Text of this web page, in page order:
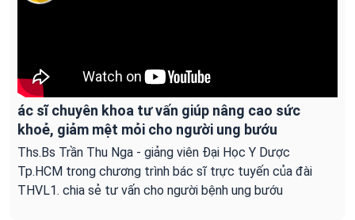
ác sĩ chuyên khoa tư vấn giúp nâng cao sức
khoẻ, giảm mệt mỏi cho người ung bướu
Ths.Bs Trần Thu Nga - giảng viên Đại Học Y Dược
Tp.HCM trong chương trình bác sĩ trực tuyến của đài
THVL1. chia sẻ tư vấn cho người bệnh ung bướu